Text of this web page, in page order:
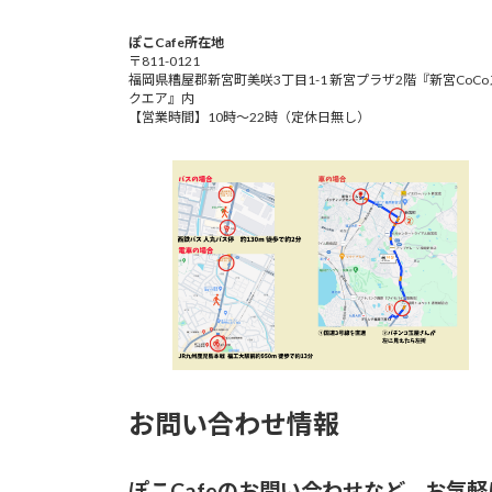
ぽこCafe所在地
〒811-0121
福岡県糟屋郡新宮町美咲3丁目1-1 新宮プラザ2階『新宮CoCo
クエア』内
【営業時間】10時～22時（定休日無し）
お問い合わせ情報